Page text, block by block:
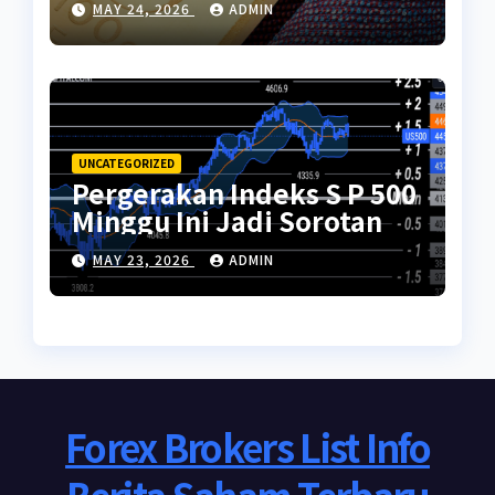
MAY 24, 2026 ADMIN
UNCATEGORIZED
Pergerakan Indeks S P 500
Minggu Ini Jadi Sorotan
MAY 23, 2026 ADMIN
Forex Brokers List Info